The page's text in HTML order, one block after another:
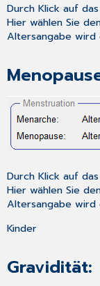
Durch Klick auf
Hier wählen Sie
Altersangabe wird
Durch Klick auf
Hier wählen Sie
Altersangabe wird
Kinder
Gravidität: